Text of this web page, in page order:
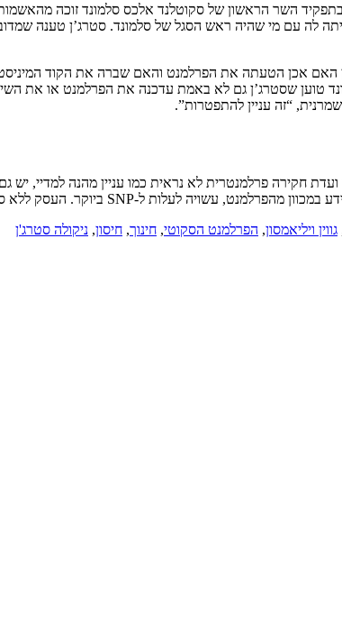
השר הראשון של סקוטלנד אלכס סלמונד זוכה מהאשמות
לה עם מי שהיה ראש הסגל של סלמונד. סטרג’ן טענה
האם אכן הטעתה את הפרלמנט והאם שברה את הקוד
טוען שסטרג’ן גם לא באמת עדכנה את הפרלמנט או את
“זה עניין להתפטרות”.
חקירה פרלמנטרית לא נראית כמו עניין מהנה למדיי,
גווין ויליאמסון, הפרלמנט הסקוטי, חינוך, חיסון, ניקולה סטרג'ן